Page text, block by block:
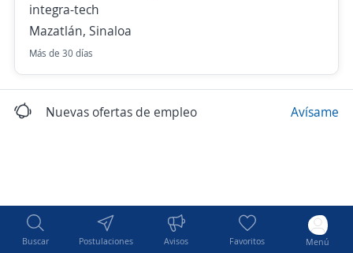
Buscar Postulaciones Avisos Favoritos Menú
integra-tech
Mazatlán, Sinaloa
Más de 30 días
Nuevas ofertas de empleo Avísame